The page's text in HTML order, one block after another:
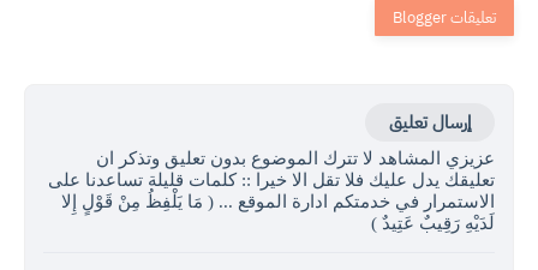
إرسال تعليق
المشاهد لا تترك الموضوع بدون تعليق وتذكر ان
يدل عليك فلا تقل الا خيرا :: كلمات قليلة تساعدنا على
في خدمتكم ادارة الموقع ... ( مَا يَلْفِظُ مِنْ قَوْلٍ إِلا
رَقِيبٌ عَتِيدٌ )